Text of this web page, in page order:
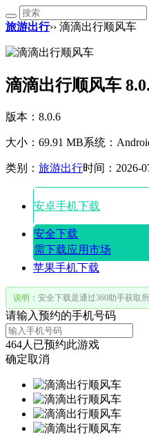
旅游出行›› 滴滴出行顺风车
滴滴出行顺风车
版本：8.0.6
大小：69.91 MB系统：
类别： 旅游出行时间：2026-
安卓手机下载
安全下载
需下载应用市场
苹果手机下载
说明： 安全下载是通过360助手获取
请输入预约的手机号码
464人已预约此游戏
确定取消